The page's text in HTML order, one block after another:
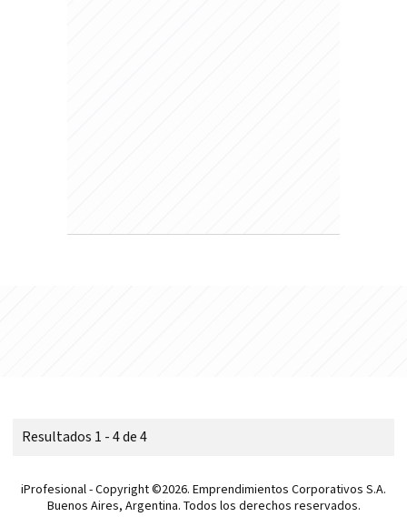
Resultados 1 - 4 de 4
iProfesional - Copyright ©2026. Emprendimientos Corporativos S.A.
Buenos Aires, Argentina. Todos los derechos reservados.